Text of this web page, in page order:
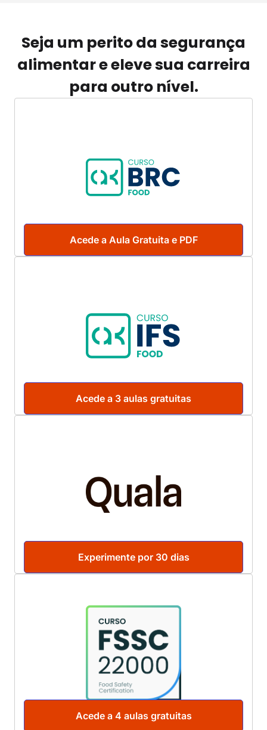
Seja um perito da segurança
alimentar e eleve sua carreira
para outro nível.
Acede a Aula Gratuita e PDF
Acede a 3 aulas gratuitas
Experimente por 30 dias
Acede a 4 aulas gratuitas